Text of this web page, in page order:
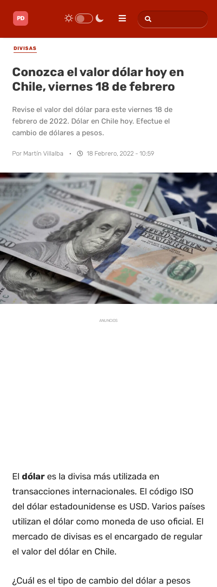
DIVISAS
Conozca el valor dólar hoy en
Chile, viernes 18 de febrero
Revise el valor del dólar para este viernes 18 de
febrero de 2022. Dólar en Chile hoy. Efectue el
cambio de dólares a pesos.
Por Martín Villalba · 18 Febrero, 2022 - 10:59
ANUNCIOS
El dólares la divisa más utilizada en
transacciones internacionales. El código ISO
del dólar estadounidense es USD. Varios países
utilizan el dólar como moneda de uso oficial. El
mercado de divisas es el encargado de regular
el valor del dólar en Chile.
¿Cuál es el tipo de cambio del dólar a pesos